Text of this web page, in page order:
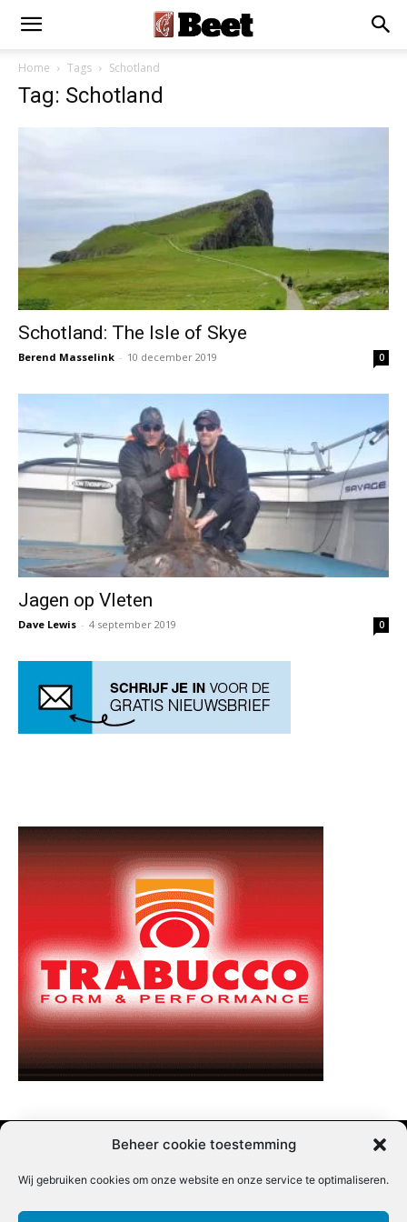
Beheer cookie toestemming
Wij gebruiken cookies om onze website en onze service te optimaliseren.
Home Tags Schotland
Tag: Schotland
Schotland: The Isle of Skye
Berend Masselink - 10 december 2019 0
Jagen op Vleten
Dave Lewis - 4 september 2019 0